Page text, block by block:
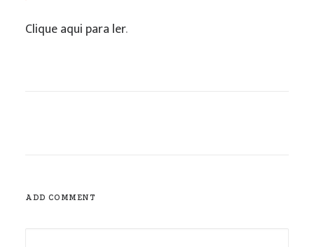
Clique aqui para ler.
ADD COMMENT